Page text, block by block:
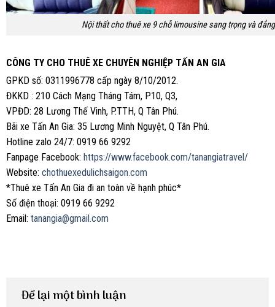
Nội thất cho thuê xe 9 chỗ limousine sang trọng và
CÔNG TY CHO THUÊ XE CHUYÊN NGHIỆP TẤN AN GIA
GPKD số: 0311996778 cấp ngày 8/10/2012.
ĐKKD : 210 Cách Mạng Tháng Tám, P10, Q3,
VPĐD: 28 Lương Thế Vinh, P.TTH, Q Tân Phú.
Bãi xe Tấn An Gia: 35 Lương Minh Nguyệt, Q Tân Phú.
Hotline zalo 24/7: 0919 66 9292
Fanpage Facebook: https://www.facebook.com/tanangiatravel/
Website: chothuexedulichsaigon.com
*Thuê xe Tấn An Gia đi an toàn về hạnh phúc*
Số điện thoại: 0919 66 9292
Email: tanangia@gmail.com
Để lại một bình luận